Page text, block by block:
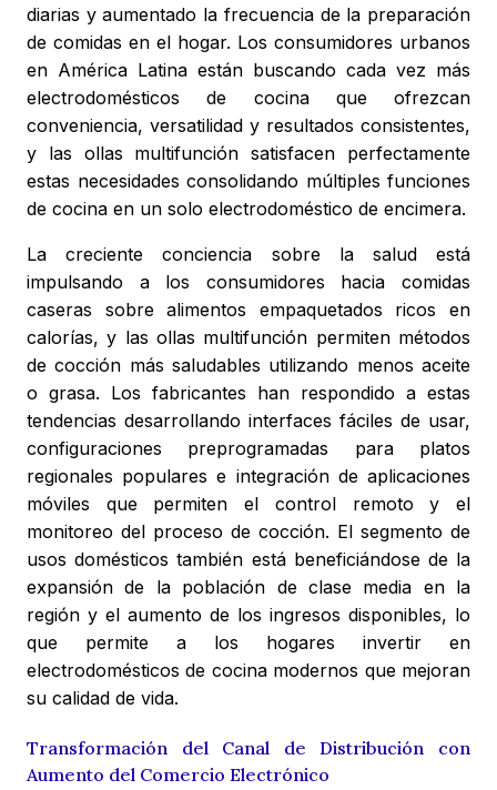
diarias y aumentado la frecuencia de la preparación
de comidas en el hogar. Los consumidores urbanos
en América Latina están buscando cada vez más
electrodomésticos de cocina que ofrezcan
conveniencia, versatilidad y resultados consistentes,
y las ollas multifunción satisfacen perfectamente
estas necesidades consolidando múltiples funciones
de cocina en un solo electrodoméstico de encimera.
La creciente conciencia sobre la salud está
impulsando a los consumidores hacia comidas
caseras sobre alimentos empaquetados ricos en
calorías, y las ollas multifunción permiten métodos
de cocción más saludables utilizando menos aceite
o grasa. Los fabricantes han respondido a estas
tendencias desarrollando interfaces fáciles de usar,
configuraciones preprogramadas para platos
regionales populares e integración de aplicaciones
móviles que permiten el control remoto y el
monitoreo del proceso de cocción. El segmento de
usos domésticos también está beneficiándose de la
expansión de la población de clase media en la
región y el aumento de los ingresos disponibles, lo
que permite a los hogares invertir en
electrodomésticos de cocina modernos que mejoran
su calidad de vida.
Transformación del Canal de Distribución con
Aumento del Comercio Electrónico